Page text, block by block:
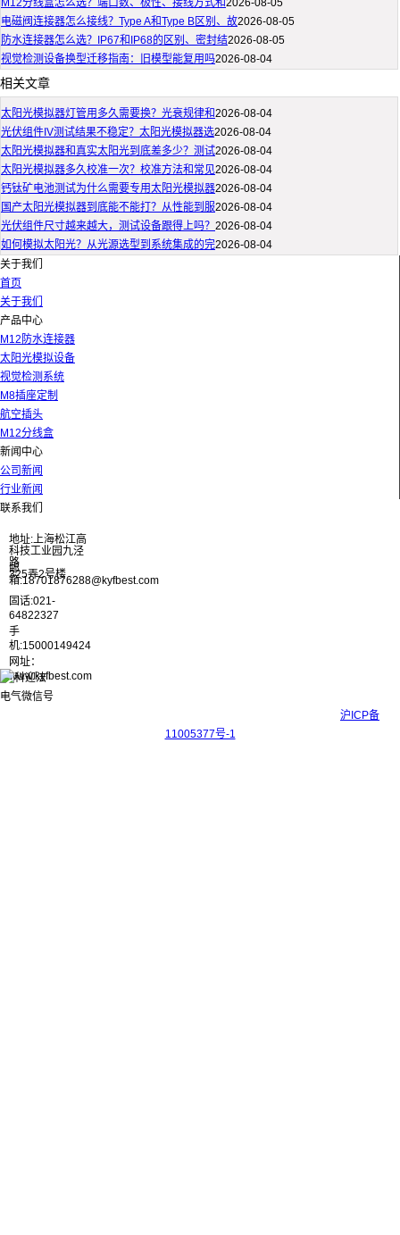
M12分线盒怎么选？端口数、极性、接线方式和2026-08-05
电磁阀连接器怎么接线？Type A和Type B区别、故2026-08-05
防水连接器怎么选？IP67和IP68的区别、密封结2026-08-05
视觉检测设备换型迁移指南：旧模型能复用吗2026-08-04
相关文章
太阳光模拟器灯管用多久需要换？光衰规律和2026-08-04
光伏组件IV测试结果不稳定？太阳光模拟器选2026-08-04
太阳光模拟器和真实太阳光到底差多少？测试2026-08-04
太阳光模拟器多久校准一次？校准方法和常见2026-08-04
钙钛矿电池测试为什么需要专用太阳光模拟器2026-08-04
国产太阳光模拟器到底能不能打？从性能到服2026-08-04
光伏组件尺寸越来越大，测试设备跟得上吗？ 2026-08-04
如何模拟太阳光？从光源选型到系统集成的完2026-08-04
关于我们
首页
关于我们
产品中心
M12防水连接器
太阳光模拟设备
视觉检测系统
M8插座定制
航空插头
M12分线盒
新闻中心
公司新闻
行业新闻
联系我们
地址:上海松江高
科技工业园九泾
路
325弄2号楼
邮
箱:18701876288@kyfbest.com
固话:021-
64822327
手
机:15000149424
网址：
www.kyfbest.com
沪ICP备
11005377号-1